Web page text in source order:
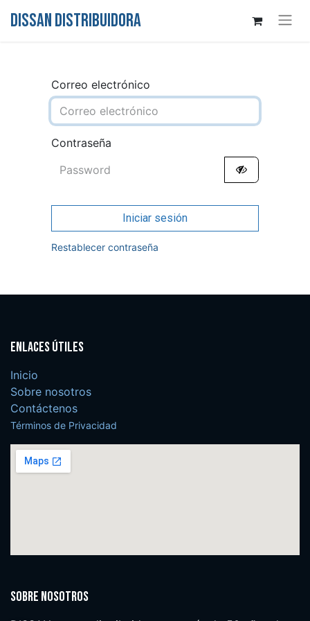
DISSAN DISTRIBUIDORA
Correo electrónico
Contraseña
Iniciar sesión
Restablecer contraseña
Enlaces útiles
Inicio
Sobre nosotros
Contáctenos
Términos de Privacidad
Sobre nosotros